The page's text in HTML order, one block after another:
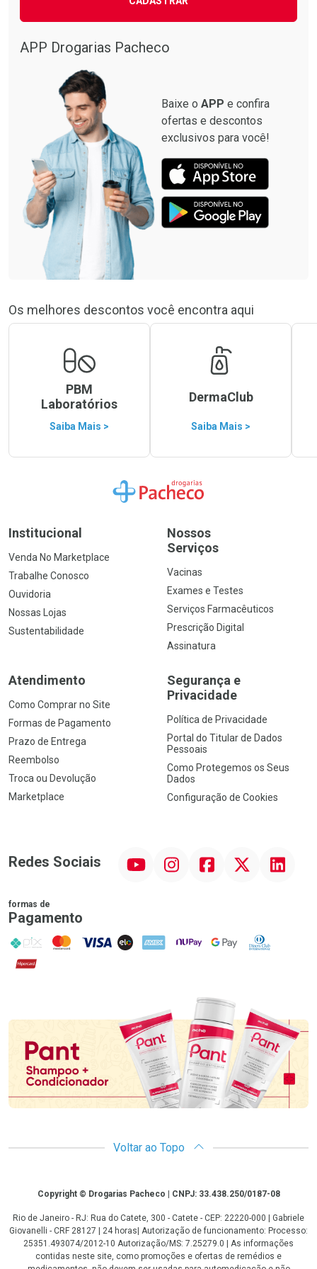
APP Drogarias Pacheco
Baixe o APP e confira
ofertas e descontos
exclusivos para você!
Os melhores descontos você encontra aqui
PBM
Laboratórios
Saiba Mais >
DermaClub
Saiba Mais >
Ir para a Home
Institucional
Venda No Marketplace
Trabalhe Conosco
Ouvidoria
Nossas Lojas
Sustentabilidade
Nossos
Serviços
Vacinas
Exames e Testes
Serviços Farmacêuticos
Prescrição Digital
Assinatura
Atendimento
Como Comprar no Site
Formas de Pagamento
Prazo de Entrega
Reembolso
Troca ou Devolução
Marketplace
Segurança e
Privacidade
Política de Privacidade
Portal do Titular de Dados
Pessoais
Como Protegemos os Seus
Dados
Configuração de Cookies
Redes Sociais InstagramFacebook Linkedin
formas de
Pagamento
PIX MasterCard
VISA ELO AMEX NuPay Google PayDiners Club
Hipercard
Promoção em Destaque
Voltar ao Topo
CopyrightCopyright © Drogarias Pacheco | CNPJ: 33.438.250/0187-08
Rio de Janeiro - RJ: Rua do Catete, 300 - Catete - CEP: 22220-000 | Gabriele
Giovanelli - CRF 28127 | 24 horas| Autorização de funcionamento: Processo:
25351.493074/2012-10 Autorização/MS: 7.25279.0 | As informações
contidas neste site, como promoções e ofertas de remédios e